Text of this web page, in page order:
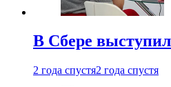
В Сбере
2 года спустя2 года спустя